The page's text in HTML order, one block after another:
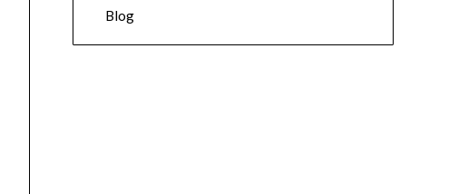
Blog